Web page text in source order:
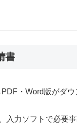
書
・Word版がダ
入力ソフトで必要